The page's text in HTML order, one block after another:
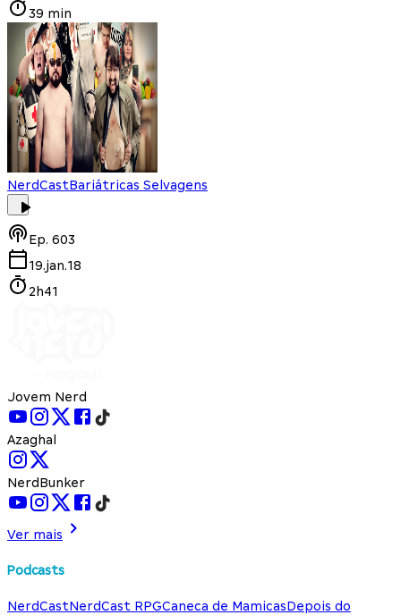
39 min
NerdCastBariátricas Selvagens
Ep. 603
19.jan.18
2h41
Jovem Nerd
Azaghal
NerdBunker
Ver mais
Podcasts
NerdCastNerdCast RPGCaneca de MamicasDepois do